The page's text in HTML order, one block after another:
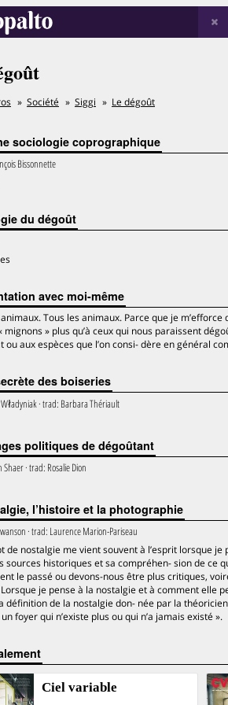
Société Siggi Le dégoût
sociologie coprographique
Bissonnette
du dégoût
avec moi-même
animaux. Tous les animaux. Parce que je
mignons » plus qu’à ceux qui nous paraissent
ou aux espèces que l’on consi- dère en général
des boiseries
· trad: Barbara Thériault
politiques de dégoûtant
Shaer· trad: Rosalie Dion
l’histoire et la photographie
· trad: Laurence Marion-Pariseau
de nostalgie me vient souvent à l’esprit lorsque
sources historiques et sa compréhen- sion de ce
le passé ou devons-nous être plus critiques,
je pense à la nostalgie et à comment elle
définition de la nostalgie don- née par la
foyer qui n’existe plus ou qui n’a jamais existé ».
Ciel variable